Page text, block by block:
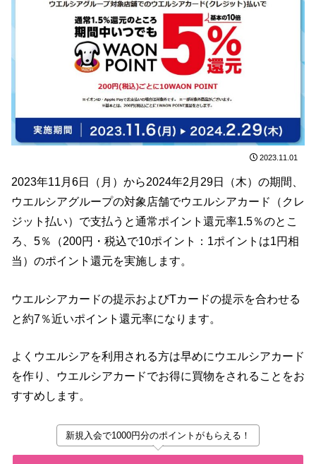
2023.11.01
2023年11月6日（月）から2024年2月29日（木）の期間、
ウエルシアグループの対象店舗でウエルシアカード（クレ
ジット払い）で支払うと通常ポイント還元率1.5％のとこ
ろ、5％（200円・税込で10ポイント：1ポイントは1円相
当）のポイント還元を実施します。
ウエルシアカードの提示およびTカードの提示を合わせる
と約7％近いポイント還元率になります。
よくウエルシアを利用される方は早めにウエルシアカード
を作り、ウエルシアカードでお得に買物をされることをお
すすめします。
新規入会で1000円分のポイントがもらえる！